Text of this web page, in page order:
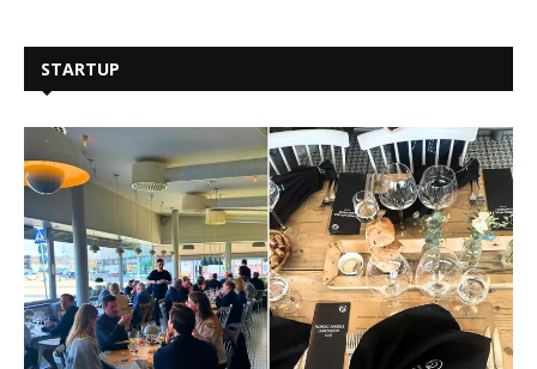
STARTUP